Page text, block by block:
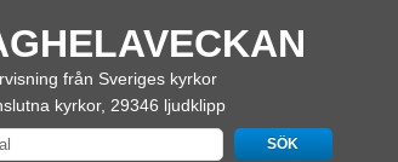
från Sveriges kyrkor
kyrkor, 29346 ljudklipp